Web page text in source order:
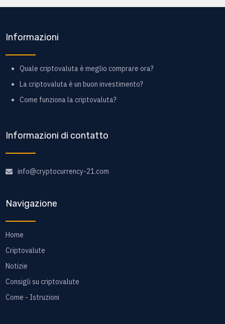
Informazioni
Quale criptovaluta è meglio comprare ora?
La criptovaluta è un buon investimento?
Come funziona la criptovaluta?
Informazioni di contatto
info@cryptocurrency-21.com
Navigazione
Home
Criptovalute
Notizie
Consigli su criptovalute
Come - Istruzioni